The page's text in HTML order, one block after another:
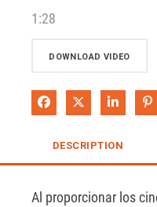
1:28
DOWNLOAD VIDEO
Share on Facebook
Share on X
Share
DESCRIPTION
Al proporcionar los